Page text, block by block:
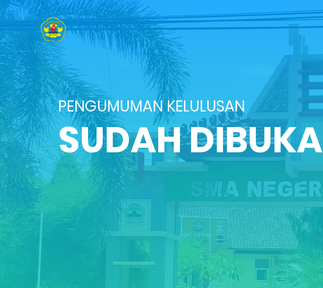
PENGUMUMAN KELULUSAN
SUDAH DIBUKA